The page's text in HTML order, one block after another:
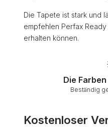
Die Tapete ist stark und
empfehlen Perfax
erhalten können.
Die
Beständig
Kostenloser